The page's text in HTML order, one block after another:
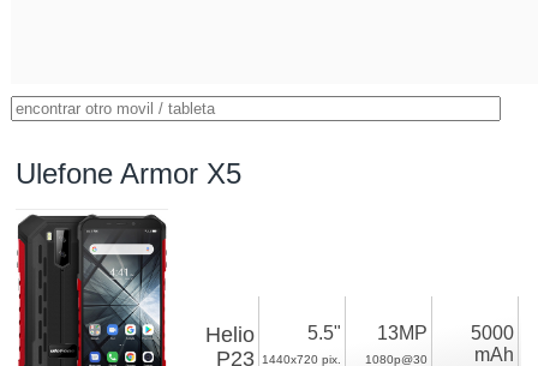
Ulefone Armor X5
Helio
P23
5.5"
1440x720 pix.
13MP
1080p@30
5000
mAh